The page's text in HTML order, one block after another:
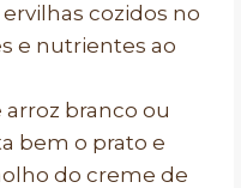
cozidos no
e nutrientes ao
branco ou
bem o prato e
do creme de